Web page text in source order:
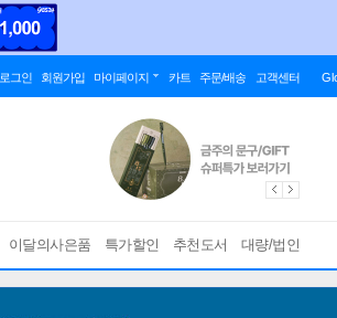
로그인 회원가입 마이페이지 카트 주문/배송 고객센터
이달의사은품 특가할인 추천도서 대량/법인